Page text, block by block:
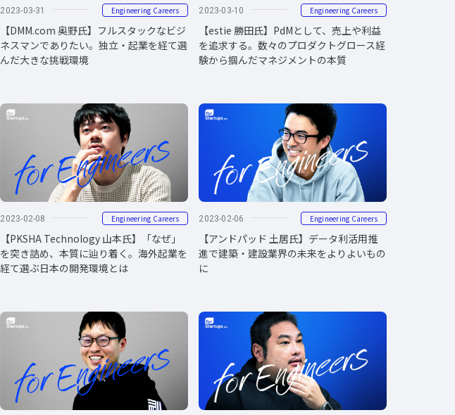
2023-03-31 Engineering Careers
【DMM.com 奥野氏】フルスタックなビジ
ネスマンでありたい。独立・起業を経て選
んだ大きな挑戦環境
2023-03-10 Engineering Careers
【estie 勝田氏】PdMとして、売上や利益
を追求する。数々のプロダクトグロース経
験から掴んだマネジメントの本質
2023-02-08 Engineering Careers
【PKSHA Technology 山本氏】「なぜ」
を突き詰め、本質に辿り着く。海外起業を
経て選ぶ日本の開発環境とは
2023-02-06 Engineering Careers
【アンドパッド 土居氏】データ利活用推
進で建築・建設業界の未来をよりよいもの
に